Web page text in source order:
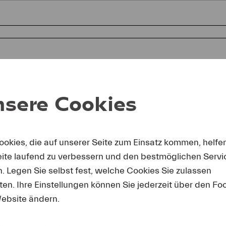
erkäre ich mich einverstanden, dass ich die Fotos nur in
über Lucerne Festival und unter Nennung des
darf. Ich nehme zur Kenntnis, dass Forderungen, die
entstehen, an mich weitergeleitet werden.
Cookies
die auf unserer Seite zum Einsatz kommen,
laufend zu verbessern und den bestmöglichen
Legen Sie selbst fest, welche Cookies Sie zulassen
Ihre Einstellungen können Sie jederzeit über den
ändern.